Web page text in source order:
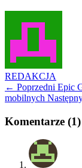
REDAKCJA
← Poprzedni Epic
mobilnych
Komentarze (1)